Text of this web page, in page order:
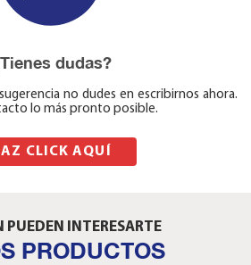
dudas?
no dudes en escribirnos ahora.
lo más pronto posible.
CLICK AQUÍ
PUEDEN INTERESARTE
PRODUCTOS